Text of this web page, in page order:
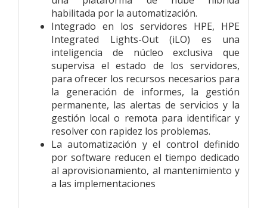
habilitada por la automatización.
Integrado en los servidores HPE, HPE
Integrated Lights-Out (iLO) es una
inteligencia de núcleo exclusiva que
supervisa el estado de los servidores,
para ofrecer los recursos necesarios para
la generación de informes, la gestión
permanente, las alertas de servicios y la
gestión local o remota para identificar y
resolver con rapidez los problemas.
La automatización y el control definido
por software reducen el tiempo dedicado
al aprovisionamiento, al mantenimiento y
a las implementaciones